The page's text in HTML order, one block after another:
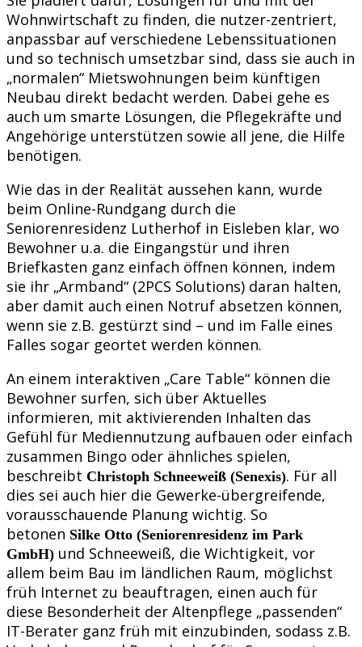
Wohnwirtschaft zu finden, die nutzer-zentriert,
anpassbar auf verschiedene Lebenssituationen
und so technisch umsetzbar sind, dass sie auch in
„normalen“ Mietswohnungen beim künftigen
Neubau direkt bedacht werden. Dabei gehe es
auch um smarte Lösungen, die Pflegekräfte und
Angehörige unterstützen sowie all jene, die Hilfe
benötigen.
Wie das in der Realität aussehen kann, wurde
beim Online-Rundgang durch die
Seniorenresidenz Lutherhof in Eisleben klar, wo
Bewohner u.a. die Eingangstür und ihren
Briefkasten ganz einfach öffnen können, indem
sie ihr „Armband“ (2PCS Solutions) daran halten,
aber damit auch einen Notruf absetzen können,
wenn sie z.B. gestürzt sind – und im Falle eines
Falles sogar geortet werden können.
An einem interaktiven „Care Table“ können die
Bewohner surfen, sich über Aktuelles
informieren, mit aktivierenden Inhalten das
Gefühl für Mediennutzung aufbauen oder einfach
zusammen Bingo oder ähnliches spielen,
beschreibt Christoph Schneeweiß (Senexis). Für all
dies sei auch hier die Gewerke-übergreifende,
vorausschauende Planung wichtig. So
betonen Silke Otto (Seniorenresidenz im Park
GmbH) und Schneeweiß, die Wichtigkeit, vor
allem beim Bau im ländlichen Raum, möglichst
früh Internet zu beauftragen, einen auch für
diese Besonderheit der Altenpflege „passenden“
IT-Berater ganz früh mit einzubinden, sodass z.B.